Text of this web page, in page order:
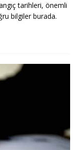
tarihleri, önemli
bilgiler burada.